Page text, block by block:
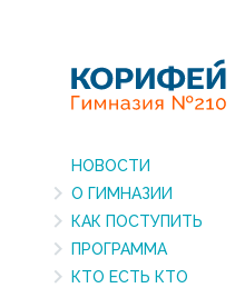
НОВОСТИ
О ГИМНАЗИИ
КАК ПОСТУПИТЬ
ПРОГРАММА
КТО ЕСТЬ КТО